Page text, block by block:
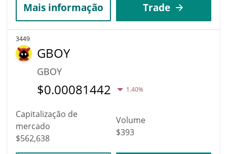
Mais informação Trade
3449
GBOY
GBOY
$0.00081442 1.40%
Capitalização de
mercado
$562,638
Volume
$393